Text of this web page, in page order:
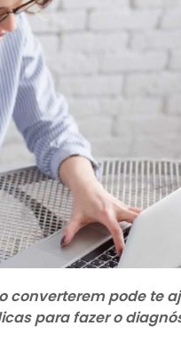
converterem pode te
para fazer o